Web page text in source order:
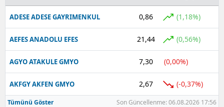
Karaman
Batman
Şırnak
Bartın
ADESE ADESE GAYRIMENKUL 0,86 (1,18%)
AEFES ANADOLU EFES 21,44 (0,56%)
AGYO ATAKULE GMYO 7,30 (0,00%)
AKFGY AKFEN GMYO 2,67 (-0,37%)
Tümünü Göster Son Güncellenme: 06.08.2026 17:56